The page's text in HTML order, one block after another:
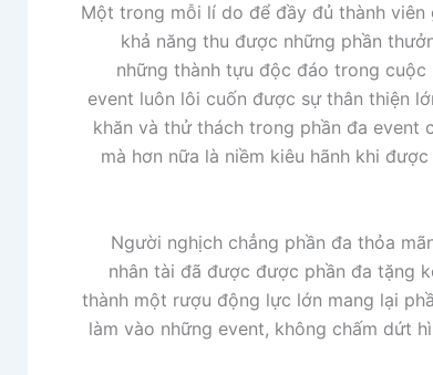
Một trong mỗi lí do để đầy đủ thành
khả năng thu được những phần
những thành tựu độc đáo trong
event luôn lôi cuốn được sự thân thiện
khăn và thử thách trong phần đa event
mà hơn nữa là niềm kiêu hãnh khi
Người nghịch chẳng phần đa thỏa
nhân tài đã được được phần đa tặng
thành một rượu động lực lớn mang lại
làm vào những event, không chấm dứt